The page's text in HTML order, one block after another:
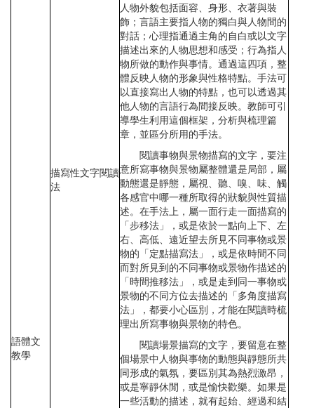
語體文
教學
描寫性文字閱讀
法
人物外貌包括面容、身形、衣著與裝
飾；言語主要指人物的獨白與人物間的
對話；心理指通過主角的自白或以文字
描述出來的人物思想和感受；行為指人
物所做的動作與事情。通過這四項，整
體反映人物的形象與性格特點。手法可
以直接寫出人物的特點，也可以透過其
他人物的言語行為間接反映。教師可引
導學生利用這個框架，分析與梳理篇
章，並區分所用的手法。
閱讀事物與景物描寫的文字，要注
意所寫事物與景物屬整體還是局部，屬
動態還是靜態，屬視、聽、嗅、味、觸
各感官中哪一種所取得的狀貌與性質描
述。在手法上，屬一面行走一面描寫的
「步移法」，或是依於一點向上下、左
右、高低、遠近望去所見不同事物或景
物的「定點描寫法」，或是依時間不同
而對所見到的不同事物或景物作描述的
「時間推移法」，或是走到同一事物或
景物的不同方位去描述的「多角度描寫
法」，都要小心區別，才能在閱讀時梳
理出所寫事物與景物的特色。
閱讀場景描寫的文字，要留意在整
個場景中人物與事物的動態與靜態所共
同形成的氣氛，要區別其為熱烈激昂，
或是寧靜休閒，或是愉快歡樂。如果是
一些活動的描述，就有起始、經過和結